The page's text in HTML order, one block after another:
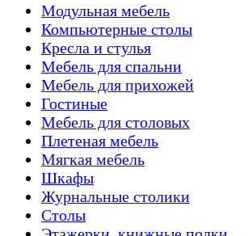
Модульная мебель
Компьютерные столы
Кресла и стулья
Мебель для спальни
Мебель для прихожей
Гостиные
Мебель для столовых
Плетеная мебель
Мягкая мебель
Шкафы
Журнальные столики
Столы